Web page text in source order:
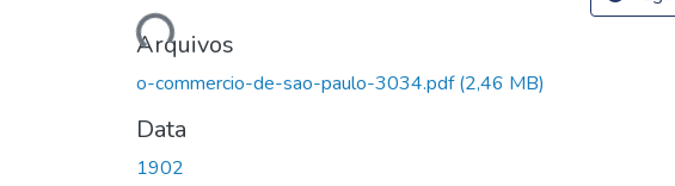
Carregando...Arquivos
o-commercio-de-sao-paulo-3034.pdf(2,46 MB)
Data
1902